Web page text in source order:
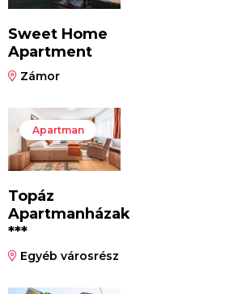
Sweet Home
Apartment
Zámor
Apartman
Topáz
Apartmanházak
***
Egyéb városrész